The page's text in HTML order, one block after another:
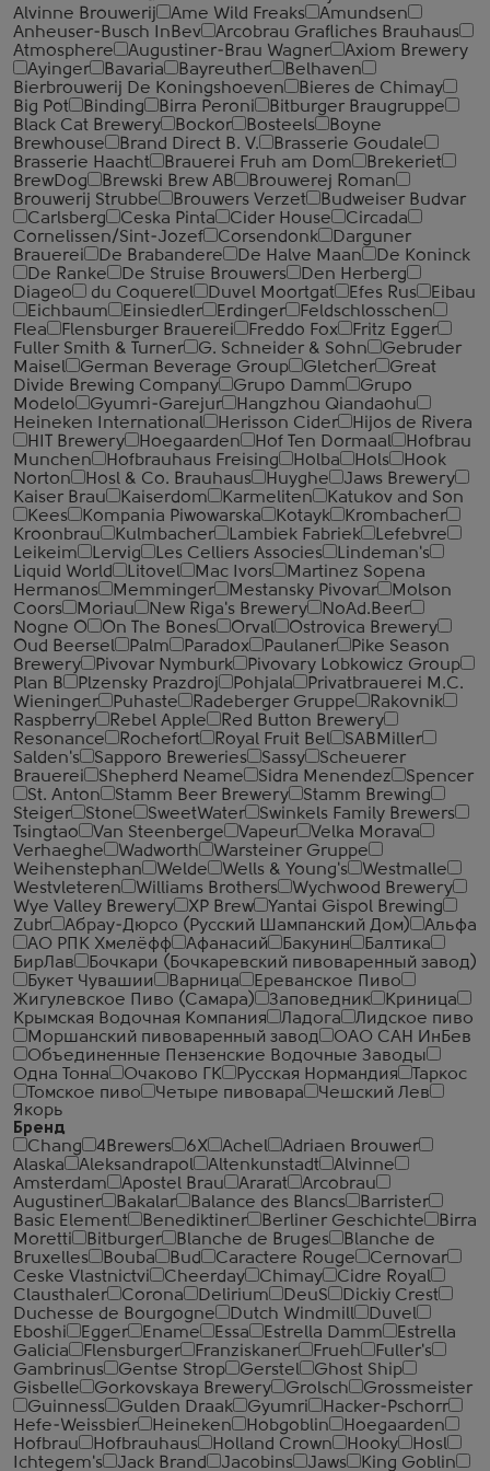
Alvinne Brouwerij
Ame Wild Freaks
Amundsen
Anheuser-Busch InBev
Arcobrau Grafliches Brauhaus
Atmosphere
Augustiner-Brau Wagner
Axiom Brewery
Ayinger
Bavaria Bayreuther
Belhaven
Bierbrouwerij De Koningshoeven
Bieres de Chimay
Big Pot
Binding Birra Peroni
Bitburger Braugruppe
Black Cat Brewery
Bockor Bosteels
Boyne
Brewhouse
Brand Direct B. V.
Brasserie Goudale
Brasserie Haacht
Brauerei Fruh am Dom
Brekeriet
BrewDog
Brewski Brew AB
Brouwerej Roman
Brouwerij Strubbe
Brouwers Verzet
Budweiser Budvar
Carlsberg
Ceska Pinta Cider House
Circada
Cornelissen/Sint-Jozef
Corsendonk
Darguner
Brauerei
De Brabandere De Halve Maan
De Koninck
De Ranke
De Struise Brouwers
Den Herberg
Diageo
du Coquerel Duvel Moortgat Efes Rus
Eibau
Eichbaum
Einsiedler Erdinger
Feldschlosschen
Flea
Flensburger Brauerei Freddo Fox
Fritz Egger
Fuller Smith & Turner
G. Schneider & Sohn
Gebruder
Maisel
German Beverage Group Gletcher
Great
Divide Brewing Company
Grupo Damm
Grupo
Modelo
Gyumri-Garejur
Hangzhou Qiandaohu
Heineken International
Herisson Cider
Hijos de Rivera
HIT Brewery
Hoegaarden Hof Ten Dormaal
Hofbrau
Munchen
Hofbrauhaus Freising Holba Hols
Hook
Norton
Hosl & Co. Brauhaus Huyghe
Jaws Brewery
Kaiser Brau
Kaiserdom Karmeliten
Katukov and Son
Kees
Kompania Piwowarska Kotayk
Krombacher
Kroonbrau
Kulmbacher Lambiek Fabriek
Lefebvre
Leikeim
Lervig Les Celliers Associes
Lindeman's
Liquid World
Litovel Mac Ivors
Martinez Sopena
Hermanos
Memminger Mestansky Pivovar
Molson
Coors
Moriau New Riga's Brewery
NoAd.Beer
Nogne O
On The Bones Orval
Ostrovica Brewery
Oud Beersel
Palm Paradox Paulaner
Pike Season
Brewery
Pivovar Nymburk
Pivovary Lobkowicz Group
Plan B
Plzensky Prazdroj Pohjala
Privatbrauerei M.C.
Wieninger
Puhaste Radeberger Gruppe
Rakovnik
Raspberry
Rebel Apple
Red Button Brewery
Resonance
Rochefort Royal Fruit Bel
SABMiller
Salden's
Sapporo Breweries Sassy
Scheuerer
Brauerei
Shepherd Neame Sidra Menendez
Spencer
St. Anton
Stamm Beer Brewery
Stamm Brewing
Steiger
Stone SweetWater
Swinkels Family Brewers
Tsingtao
Van Steenberge Vapeur
Velka Morava
Verhaeghe
Wadworth
Warsteiner Gruppe
Weihenstephan
Welde Wells & Young's
Westmalle
Westvleteren
Williams Brothers
Wychwood Brewery
Wye Valley Brewery
XP Brew
Yantai Gispol Brewing
Zubr
Абрау-Дюрсо (Русский Шампанский Дом)
Альфа
АО РПК Хмелёфф
Афанасий Бакунин
Балтика
БирЛав
Бочкари (Бочкаревский пивоваренный завод)
Букет Чувашии
Варница
Ереванское Пиво
Жигулевское Пиво (Самара)
Заповедник
Криница
Крымская Водочная Компания
Ладога
Лидское пиво
Моршанский пивоваренный завод
ОАО САН ИнБев
Объединенные Пензенские Водочные Заводы
Одна Тонна
Очаково ГК Русская Нормандия
Таркос
Томское пиво
Четыре пивовара
Чешский Лев
Якорь
Бренд
Chang
4Brewers 6X Achel
Adriaen Brouwer
Alaska
Aleksandrapol Altenkunstadt
Alvinne
Amsterdam
Apostel Brau Ararat
Arcobrau
Augustiner
Bakalar Balance des Blancs
Barrister
Basic Element
Benediktiner Berliner Geschichte
Birra
Moretti
Bitburger Blanche de Bruges
Blanche de
Bruxelles
Bouba Bud Caractere Rouge
Cernovar
Ceske Vlastnictvi
Cheerday Chimay
Cidre Royal
Clausthaler
Corona Delirium DeuS
Dickiy Crest
Duchesse de Bourgogne
Dutch Windmill
Duvel
Eboshi
Egger Ename Essa Estrella Damm
Estrella
Galicia
Flensburger Franziskaner Frueh
Fuller's
Gambrinus
Gentse Strop Gerstel
Ghost Ship
Gisbelle
Gorkovskaya Brewery Grolsch
Grossmeister
Guinness
Gulden Draak Gyumri
Hacker-Pschorr
Hefe-Weissbier
Heineken Hobgoblin
Hoegaarden
Hofbrau
Hofbrauhaus Holland Crown Hooky
Hosl
Ichtegem's
Jack Brand Jacobins Jaws
King Goblin